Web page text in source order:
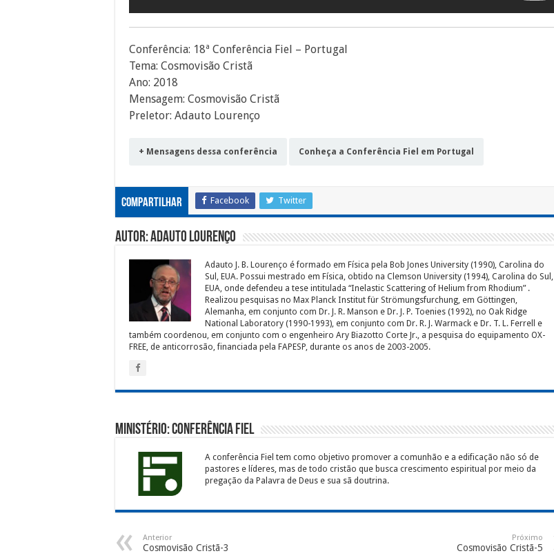
Conferência: 18ª Conferência Fiel – Portugal
Tema: Cosmovisão Cristã
Ano: 2018
Mensagem: Cosmovisão Cristã
Preletor: Adauto Lourenço
+ Mensagens dessa conferência Conheça a Conferência Fiel em Portugal
Compartilhar Facebook Twitter
Autor: Adauto Lourenço
Adauto J. B. Lourenço é formado em Física pela Bob Jones University (1990), Carolina do
Sul, EUA. Possui mestrado em Física, obtido na Clemson University (1994), Carolina do Sul,
EUA, onde defendeu a tese intitulada “Inelastic Scattering of Helium from Rhodium” .
Realizou pesquisas no Max Planck Institut für Strömungsfurchung, em Göttingen,
Alemanha, em conjunto com Dr. J. R. Manson e Dr. J. P. Toenies (1992), no Oak Ridge
National Laboratory (1990-1993), em conjunto com Dr. R. J. Warmack e Dr. T. L. Ferrell e
também coordenou, em conjunto com o engenheiro Ary Biazotto Corte Jr., a pesquisa do equipamento OX-
FREE, de anticorrosão, financiada pela FAPESP, durante os anos de 2003-2005.
Ministério: Conferência Fiel
A conferência Fiel tem como objetivo promover a comunhão e a edificação não só de
pastores e líderes, mas de todo cristão que busca crescimento espiritual por meio da
pregação da Palavra de Deus e sua sã doutrina.
Anterior
Cosmovisão Cristã-3
Próximo
Cosmovisão Cristã-5